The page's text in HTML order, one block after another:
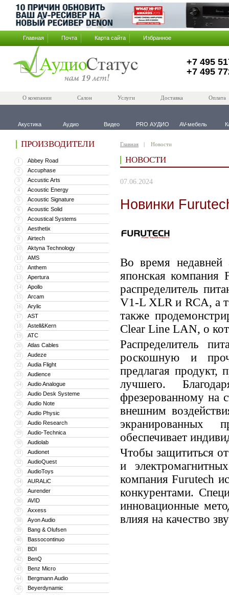
Главная Почта Карта сайта Избранное
+7 495
+7 495
О компании Салон Услуги Доставка Оплата
Акустика Аудио Видео PRO АУДИО AV-мебель
ПРОИЗВОДИТЕЛИ
1 Abbey Road
2 Accuphase
3 Accustic Arts
4 Acoustic Energy
5 Acoustic Signature
6 Acoustic Solid
7 Acoustical Systems
8 Aesthetix
9 Airtech
10 Aktyna Technology
11 AMS
12 Anthem
13 Apertura
14 Apollo
15 Arcam
16 Arylic
17 AST
18 Astell&Kern
19 ATC
20 Atlas Cables
21 Audeze
22 Audia Flight
23 Audience
24 Audio Analogue
25 Audio Desk Systeme
26 Audio Note
27 Audio Physic
28 Audio Research
29 Audio-Technica
30 Audiolab
31 Audionet
32 AudioQuest
33 AudioToys
34 AURALiC
35 Aurender
36 AVID
37 Axxess
38 Ayon Audio
39 Bang & Olufsen
40 Bassocontinuo
41 BDI
42 BenQ
43 Benz Micro
44 Bergmann Audio
45 Beyerdynamic
Главная Новости
НОВОСТИ
07.06.2024
Новинки
Во время недавней
японская компания
распределитель
V1-L XLR и RCA, а
также
Clear Line LAN, о
Распределитель
роскошную и
предлагая продукт,
лучшего.
фрезерованному на
внешним
экранированных
обеспечивает
Чтобы защититься
и
компания Furutech
конкурентами.
инновационные
влияя на качество